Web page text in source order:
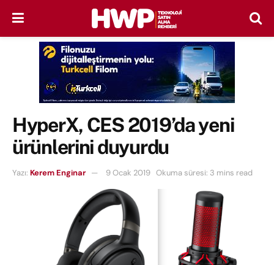
HyperX, CES 2019’da yeni
ürünlerini duyurdu
Yazı: Kerem Enginar 9 Ocak 2019 Okuma süresi: 3 mins read